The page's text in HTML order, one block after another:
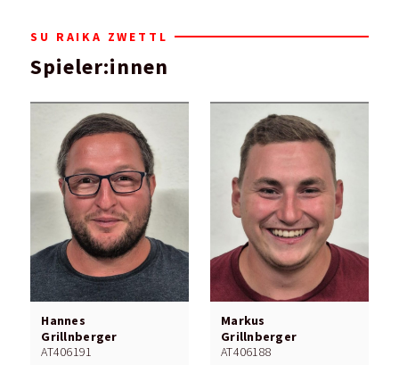
SU RAIKA ZWETTL
Spieler:innen
Hannes
Grillnberger
AT406191
Markus
Grillnberger
AT406188